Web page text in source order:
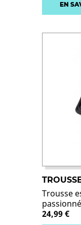
EN
Trousse
24,99 €